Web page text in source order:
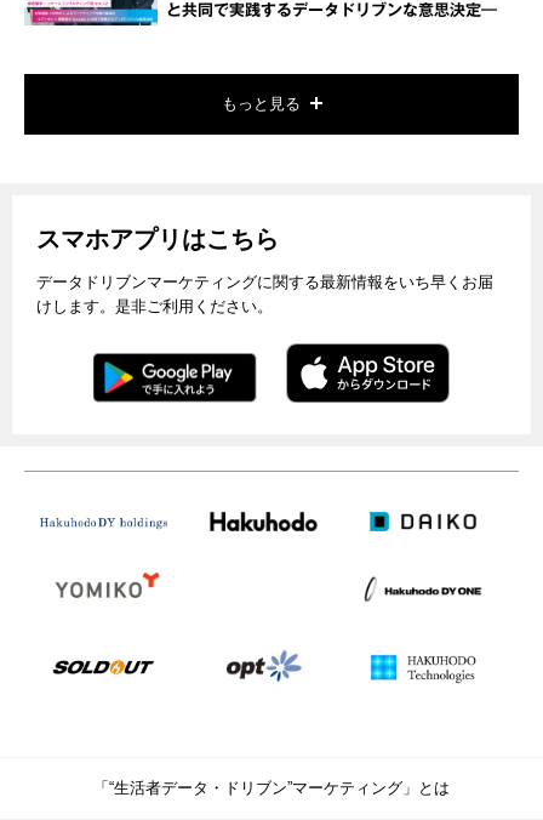
と共同で実践するデータドリブンな意思決定―
もっと見る
スマホアプリはこちら
データドリブンマーケティングに関する最新情報をいち早くお届
けします。是非ご利用ください。
「“生活者データ・ドリブン”マーケティング」とは